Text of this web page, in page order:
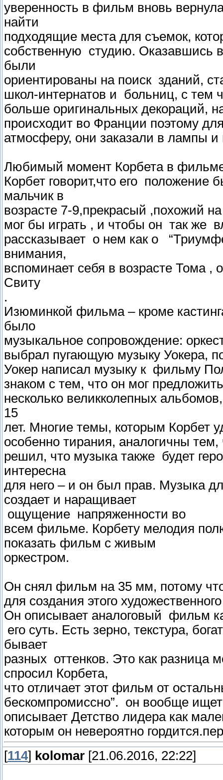
уверенность в фильм вновь
найти
подходящие места для съемок,
собственную студию. Оказавшись
были
ориентированы на поиск зданий,
школ-интернатов и больниц, с тем
больше оригинальных декораций,
происходит во Франции поэтому
атмосферу, они заказали в лампы
Любимый момент Корбета в фильме
Корбет говорит,что его
мальчик в
возрасте 7-9,прекрасый ,похожий
мог бы играть , и чтобы он так же
рассказывает о нем как о
внимания,
вспоминает себя в возрасте Тома
Свиту
.
Изюминкой фильма – кроме
было
музыкальное сопровождение:
выбрал пугающую музыку Уокера,
Уокер написал музыку к фильму
знаком с тем, что он мог
несколько великколепных
15
лет. Многие темы, которым Корбет
особенно тирания, аналогичны
решил, что музыка также будет
интересна
для него – и он был прав. Музыка
создает и наращивает
ощущение напряженности во
всем фильме. Корбету мелодия
показать фильм с живым
оркестром.
Он снял фильм на 35 мм, потому
для создания этого
Он описывает аналоговый фильм
его суть. Есть зерно, текстура,
бывает
разных оттенков. Это как разница
спросил Корбета,
что отличает этот фильм от
бескомпромиссно”. он вообще
описывает Детство лидера как
которым он невероятно
[114] kolomar [21.06.2016, 22:22]